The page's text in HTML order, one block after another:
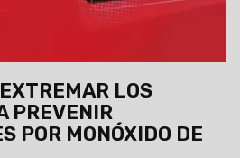
LOS
PREVENIR
POR MONÓXIDO DE